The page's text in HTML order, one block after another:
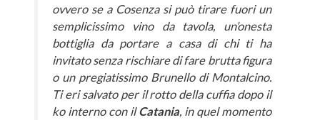
ovvero se a Cosenza si può tirare fuori un
semplicissimo vino da tavola, un’onesta
bottiglia da portare a casa di chi ti ha
invitato senza rischiare di fare brutta figura
o un pregiatissimo Brunello di Montalcino.
Ti eri salvato per il rotto della cuffia dopo il
ko interno con ilCatania, in quel momento